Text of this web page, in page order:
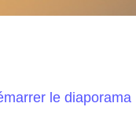
le diaporama